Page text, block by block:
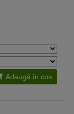
Adaugă în coș